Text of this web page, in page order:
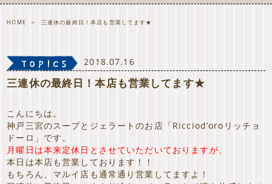
HOME > 三連休の最終日！本店も営業してます★
2018.07.16
三連休の最終日！本店も営業してます★
こんにちは。
神戸三宮のスープとジェラートのお店「Ricciod’oroリッチョ
ドーロ」です。
月曜日は本来定休日とさせていただいておりますが、
本日は本店も営業しております！！
もちろん、マルイ店も通常通り営業してますよ！